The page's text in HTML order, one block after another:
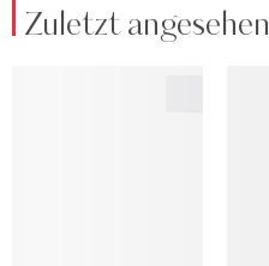
Zuletzt angesehen